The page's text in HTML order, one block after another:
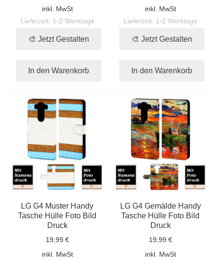
inkl. MwSt
Lieferzeit: 1-2 Werktage
🎨 Jetzt Gestalten
In den Warenkorb
inkl. MwSt
Lieferzeit: 1-2 Werktage
🎨 Jetzt Gestalten
In den Warenkorb
LG G4 Muster Handy
Tasche Hülle Foto Bild
Druck
19,99 €
inkl. MwSt
LG G4 Gemälde Handy
Tasche Hülle Foto Bild
Druck
19,99 €
inkl. MwSt